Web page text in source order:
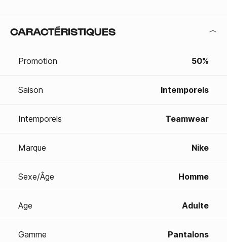
CARACTÉRISTIQUES
Promotion 50%
Saison Intemporels
Intemporels Teamwear
Marque Nike
Sexe/Âge Homme
Age Adulte
Gamme Pantalons